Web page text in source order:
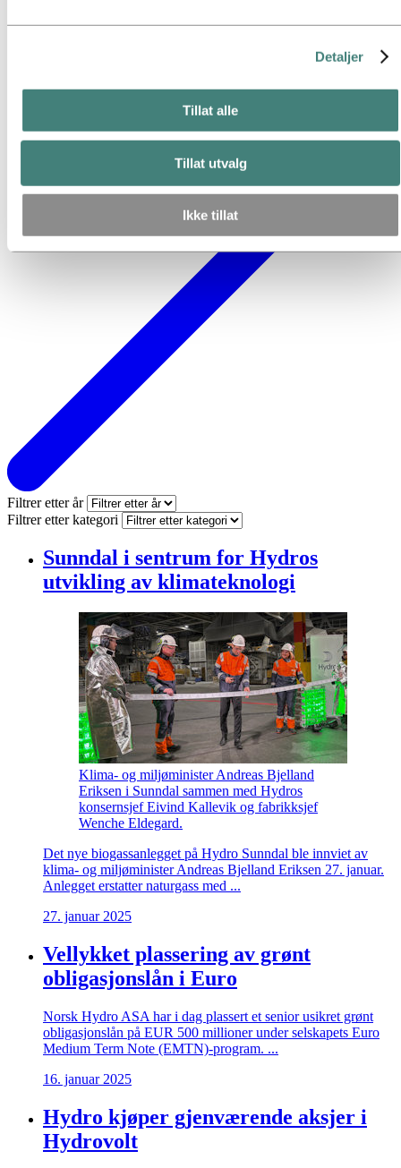
Detaljer
Tillat alle
Tillat utvalg
Ikke tillat
Filtrer etter år
Filtrer etter kategori
Sunndal i sentrum for Hydros
utvikling av klimateknologi
Klima- og miljøminister Andreas Bjelland
Eriksen i Sunndal sammen med Hydros
konsernsjef Eivind Kallevik og fabrikksjef
Wenche Eldegard.
Det nye biogassanlegget på Hydro Sunndal ble innviet av
klima- og miljøminister Andreas Bjelland Eriksen 27. januar.
Anlegget erstatter naturgass med ...
27. januar 2025
Vellykket plassering av grønt
obligasjonslån i Euro
Norsk Hydro ASA har i dag plassert et senior usikret grønt
obligasjonslån på EUR 500 millioner under selskapets Euro
Medium Term Note (EMTN)-program. ...
16. januar 2025
Hydro kjøper gjenværende aksjer i
Hydrovolt